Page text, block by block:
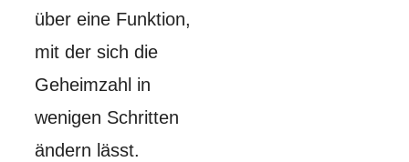
über eine Funktion,
mit der sich die
Geheimzahl in
wenigen Schritten
ändern lässt.